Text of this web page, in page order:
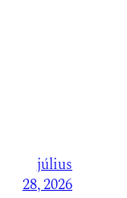
július
28, 2026